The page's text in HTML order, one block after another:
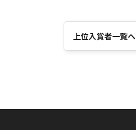
上位入賞者一覧へ